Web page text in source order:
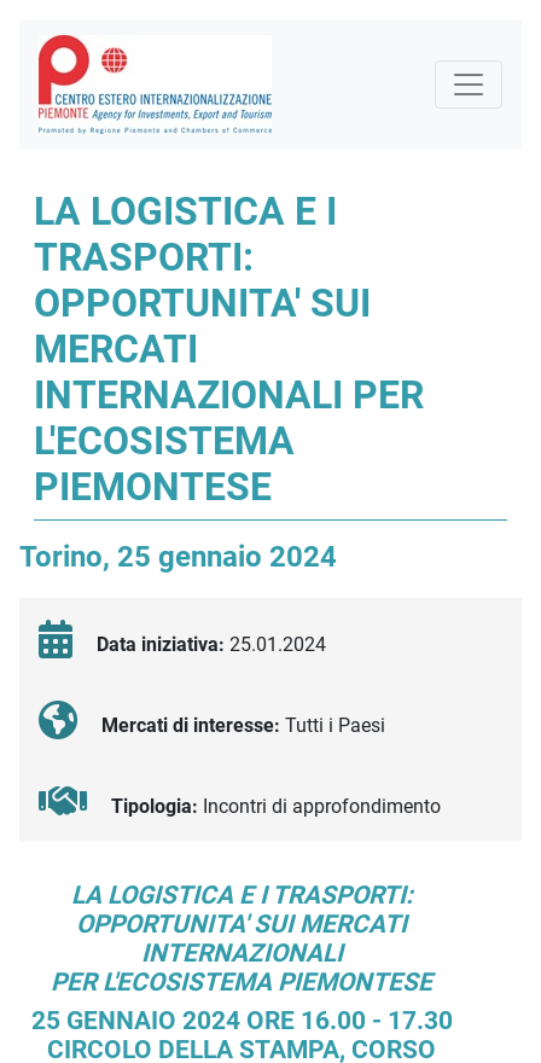
LA LOGISTICA E I
TRASPORTI:
OPPORTUNITA' SUI
MERCATI
INTERNAZIONALI PER
L'ECOSISTEMA
PIEMONTESE
Torino, 25 gennaio 2024
Data iniziativa: 25.01.2024
Mercati di interesse: Tutti i Paesi
Tipologia: Incontri di approfondimento
Descrizione iniziativa
LA LOGISTICA E I TRASPORTI:
OPPORTUNITA' SUI MERCATI
INTERNAZIONALI
PER L'ECOSISTEMA PIEMONTESE
25 GENNAIO 2024 ORE 16.00 - 17.30
CIRCOLO DELLA STAMPA, CORSO